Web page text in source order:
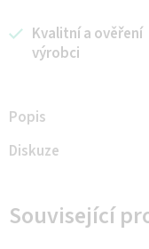
Kvalitní a ověření
výrobci
Popis
Diskuze
Související